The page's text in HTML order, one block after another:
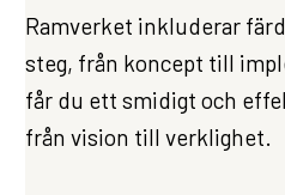
Ramverket inkluderar
steg, från koncept till
får du ett smidigt och
från vision till verklighet.